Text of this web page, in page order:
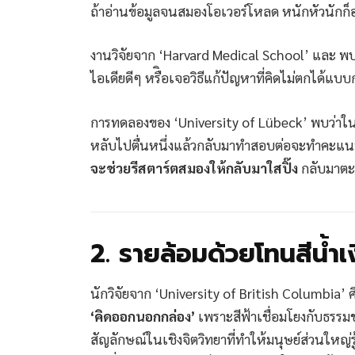
ถ้าอ่านข้อมูลจนสมองโอเวอร์โหลด หนักหัวนัก
งานวิจัยจาก ‘Harvard Medical School’ และ
ไอเดียดีๆ หรืิอเจอวิธีแก้ปัญหาที่คิดไม่ตกได้แ
การทดลองของ ‘University of Lübeck’ พบว่
หลับไปตื่นหนึ่งแล้วกลับมาทำสอบต่อจะทำคะแ
จะช่วยรีสตาร์ตสมองให้กลับมาใสปิ๊ง กลับมาต
2. รายล้อมด้วยโทนสีน้ำ
นักวิจัยจาก ‘University of British Columbia’
‘คิดออกนอกกล่อง’ เพราะสีฟ้าเชื่อมโยงกับธรร
สัญลักษณ์ในเชิงจิตวิทยาที่ทำให้มนุษย์ส่วนใหญ่